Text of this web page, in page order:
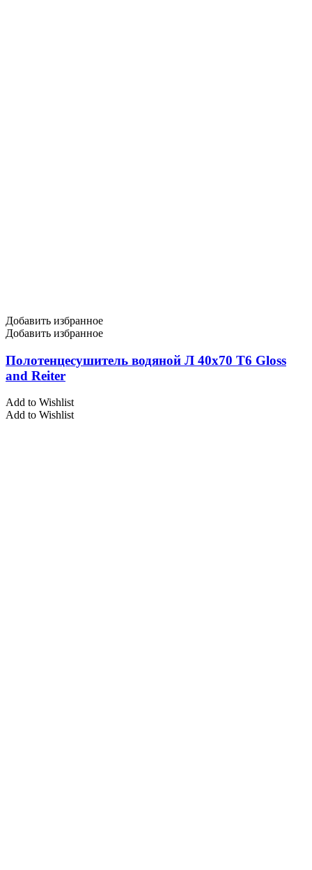
Добавить избранное
Добавить избранное
Полотенцесушитель водяной Л 40х70 Т6 Gloss
and Reiter
Add to Wishlist
Add to Wishlist